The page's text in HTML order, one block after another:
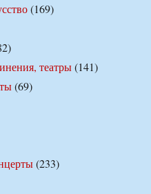
(169)
театры(141)
(69)
(233)